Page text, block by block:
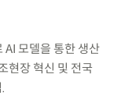
모델을 통한 생산
현장 혁신 및 전국